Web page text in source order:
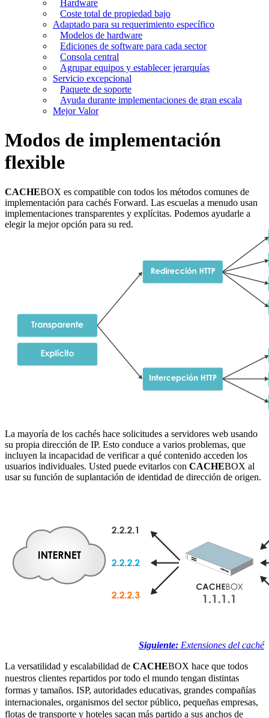
Hardware
Coste total de propiedad bajo
Adaptado para su requerimiento específico
Modelos de hardware
Ediciones de software para cada sector
Consola central
Agrupar equipos y establecer jerarquías
Servicio excepcional
Paquete de soporte
Ayuda durante implementaciones de gran escala
Mejor Valor
Modos de implementación
flexible
CACHEBOX es compatible con todos los métodos comunes de
implementación para cachés Forward. Las escuelas a menudo usan
implementaciones transparentes y explícitas. Podemos ayudarle a
elegir la mejor opción para su red.
La mayoría de los cachés hace solicitudes a servidores web usando
su propia dirección de IP. Esto conduce a varios problemas, que
incluyen la incapacidad de verificar a qué contenido acceden los
usuarios individuales. Usted puede evitarlos con CACHEBOX al
usar su función de suplantación de identidad de dirección de origen.
Siguiente: Extensiones del caché
La versatilidad y escalabilidad de CACHEBOX hace que todos
nuestros clientes repartidos por todo el mundo tengan distintas
formas y tamaños. ISP, autoridades educativas, grandes compañías
internacionales, organismos del sector público, pequeñas empresas,
flotas de transporte y hoteles sacan más partido a sus anchos de